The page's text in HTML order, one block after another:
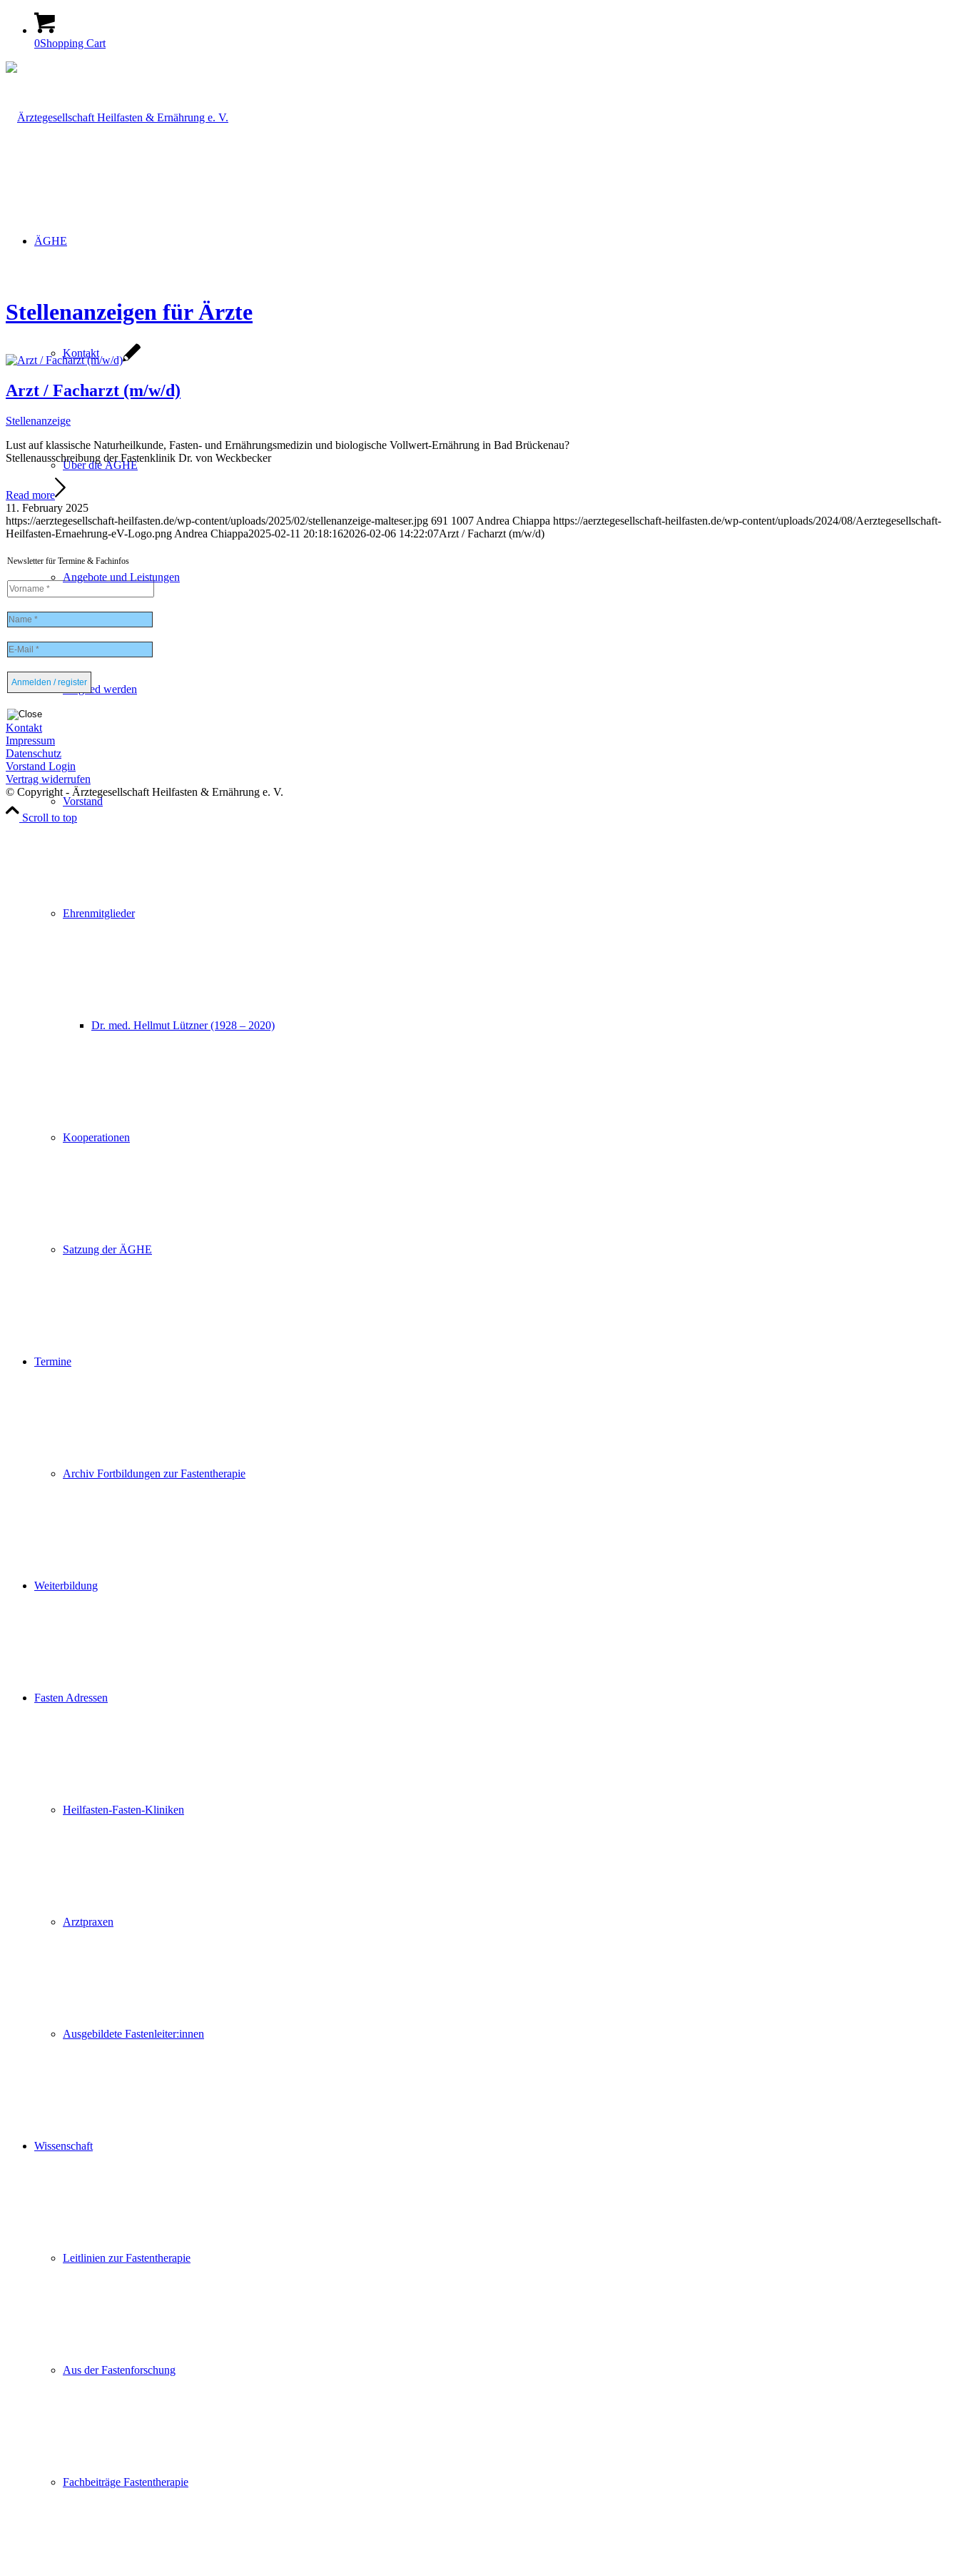
0Shopping Cart
ÄGHE
Kontakt
Über die ÄGHE
Angebote und Leistungen
Mitglied werden
Vorstand
Ehrenmitglieder
Dr. med. Hellmut Lützner (1928 – 2020)
Kooperationen
Satzung der ÄGHE
Termine
Archiv Fortbildungen zur Fastentherapie
Weiterbildung
Fasten Adressen
Heilfasten-Fasten-Kliniken
Arztpraxen
Ausgebildete Fastenleiter:innen
Wissenschaft
Leitlinien zur Fastentherapie
Aus der Fastenforschung
Fachbeiträge Fastentherapie
Stellenanzeigen für Ärzte
Arzt / Facharzt (m/w/d)
Stellenanzeige
Lust auf klassische Naturheilkunde, Fasten- und Ernährungsmedizin und biologische Vollwert-Ernährung in Bad Brückenau?
Stellenausschreibung der Fastenklinik Dr. von Weckbecker
Read more
11. February 2025
https://aerztegesellschaft-heilfasten.de/wp-content/uploads/2025/02/stellenanzeige-malteser.jpg 691 1007 Andrea Chiappa https://aerztegesellschaft-heilfasten.de/wp-content/uploads/2024/08/Aerztegesellschaft-
Heilfasten-Ernaehrung-eV-Logo.png Andrea Chiappa2025-02-11 20:18:162026-02-06 14:22:07Arzt / Facharzt (m/w/d)
Newsletter für Termine & Fachinfos
Kontakt
Impressum
Datenschutz
Vorstand Login
Vertrag widerrufen
© Copyright - Ärztegesellschaft Heilfasten & Ernährung e. V.
Scroll to top